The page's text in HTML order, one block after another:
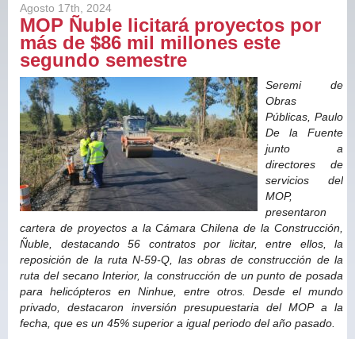
Agosto 17th, 2024
MOP Ñuble licitará proyectos por
más de $86 mil millones este
segundo semestre
Seremi de
Obras
Públicas, Paulo
De la Fuente
junto a
directores de
servicios del
MOP,
presentaron
cartera de proyectos a la Cámara Chilena de la Construcción,
Ñuble, destacando 56 contratos por licitar, entre ellos, la
reposición de la ruta N-59-Q, las obras de construcción de la
ruta del secano Interior, la construcción de un punto de posada
para helicópteros en Ninhue, entre otros. Desde el mundo
privado, destacaron inversión presupuestaria del MOP a la
fecha, que es un 45% superior a igual periodo del año pasado.